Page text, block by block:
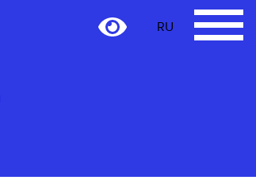
RU